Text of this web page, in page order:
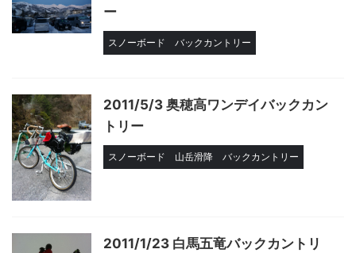
ー
スノーボード バックカントリー
2011/5/3 奥穂高ワンデイバックカン
トリー
スノーボード 山岳滑降 バックカントリー
2011/1/23 白馬五竜バックカントリ